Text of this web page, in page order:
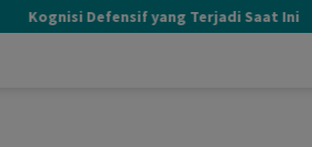
Kognisi Defensif yang Terjadi Saat Ini